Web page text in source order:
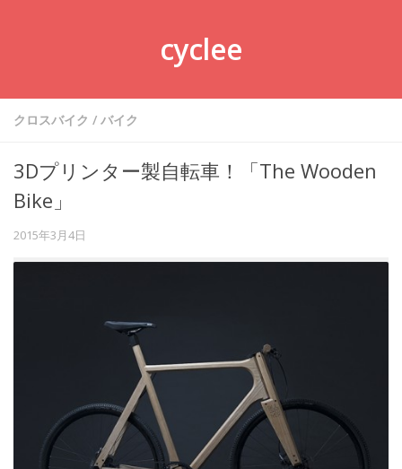
cyclee
クロスバイク / バイク
3Dプリンター製自転車！「The Wooden
Bike」
2015年3月4日